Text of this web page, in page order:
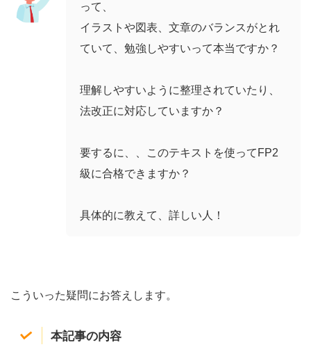
って、
イラストや図表、文章のバランスがとれ
ていて、勉強しやすいって本当ですか？
理解しやすいように整理されていたり、
法改正に対応していますか？
要するに、、このテキストを使ってFP2
級に合格できますか？
具体的に教えて、詳しい人！
こういった疑問にお答えします。
本記事の内容